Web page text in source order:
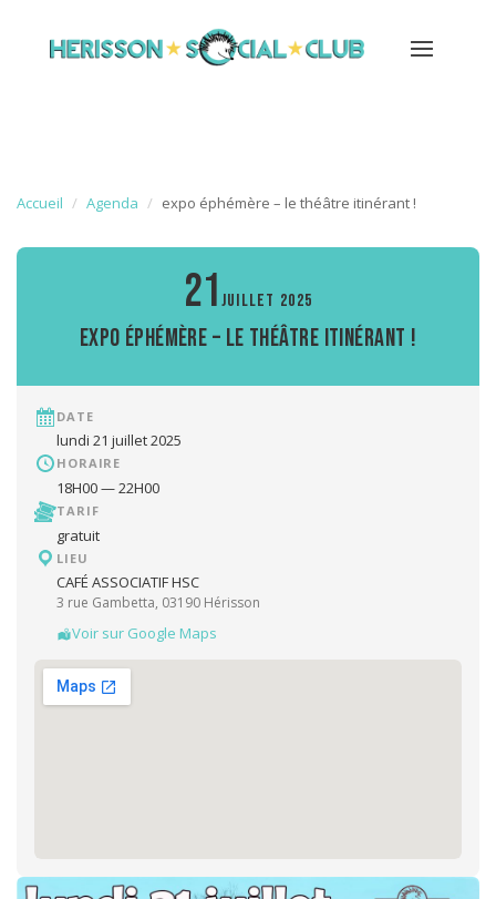
Accueil Agenda expo éphémère – le théâtre itinérant !
21 JUILLET 2025
expo éphémère – le théâtre itinérant !
DATE
lundi 21 juillet 2025
HORAIRE
18H00 — 22H00
TARIF
gratuit
LIEU
CAFÉ ASSOCIATIF HSC
3 rue Gambetta, 03190 Hérisson
Voir sur Google Maps